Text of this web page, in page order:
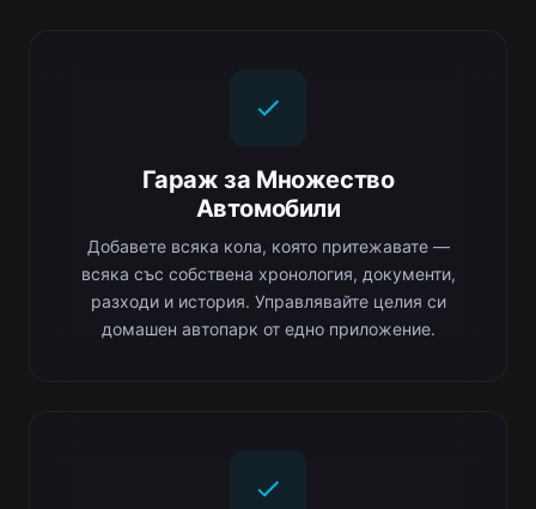
Гараж за Множество
Автомобили
Добавете всяка кола, която притежавате —
всяка със собствена хронология, документи,
разходи и история. Управлявайте целия си
домашен автопарк от едно приложение.